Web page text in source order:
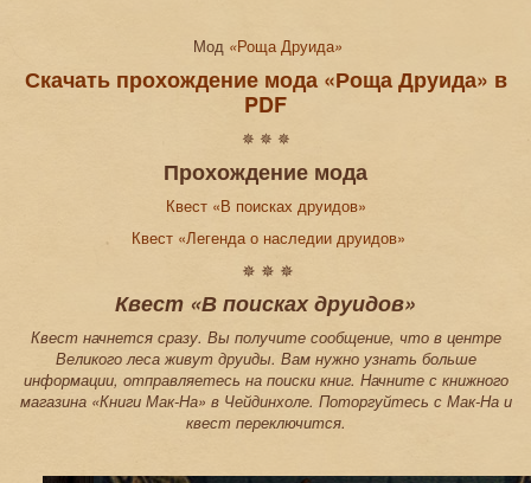
Мод «Роща Друида»
Скачать прохождение мода «Роща Друида» в
PDF
✵ ✵ ✵
Прохождение мода
Квест «В поисках друидов»
Квест «Легенда о наследии друидов»
✵ ✵ ✵
Квест «В поисках друидов»
Квест начнется сразу. Вы получите сообщение, что в центре
Великого леса живут друиды. Вам нужно узнать больше
информации, отправляетесь на поиски книг. Начните с книжного
магазина «Книги Мак-На» в Чейдинхоле. Поторгуйтесь с Мак-На и
квест переключится.